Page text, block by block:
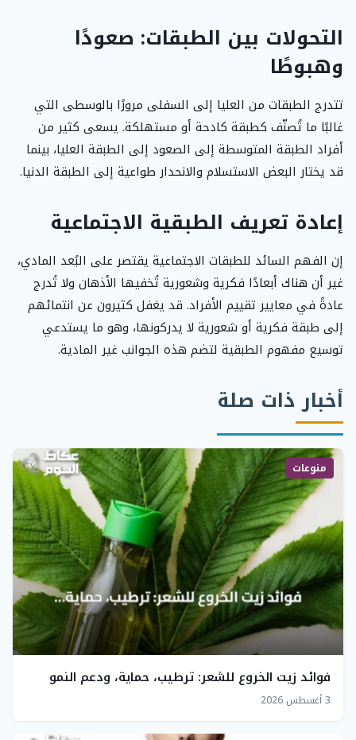
التحولات بين الطبقات: صعودًا
وهبوطًا
تتدرج الطبقات من العليا إلى السفلى مرورًا بالوسطى التي
غالبًا ما تُصنّف كطبقة كادحة أو مستهلكة. يسعى كثير من
أفراد الطبقة المتوسطة إلى الصعود إلى الطبقة العليا، بينما
قد يختار البعض الاستسلام والانحدار طواعية إلى الطبقة الدنيا.
إعادة تعريف الطبقية الاجتماعية
إن الفهم السائد للطبقات الاجتماعية يقتصر على البُعد المادي،
غير أن هناك أبعادًا فكرية وشعورية تُخفيها الأذهان ولا تُدرج
عادةً في معايير تقييم الأفراد. قد يغفل كثيرون عن انتمائهم
إلى طبقة فكرية أو شعورية لا يدركونها، وهو ما يستدعي
توسيع مفهوم الطبقية لتضم هذه الجوانب غير المادية.
أخبار ذات صلة
منوعات
فوائد زيت الخروع للشعر: ترطيب، حماية، ودعم النمو
3 أغسطس 2026